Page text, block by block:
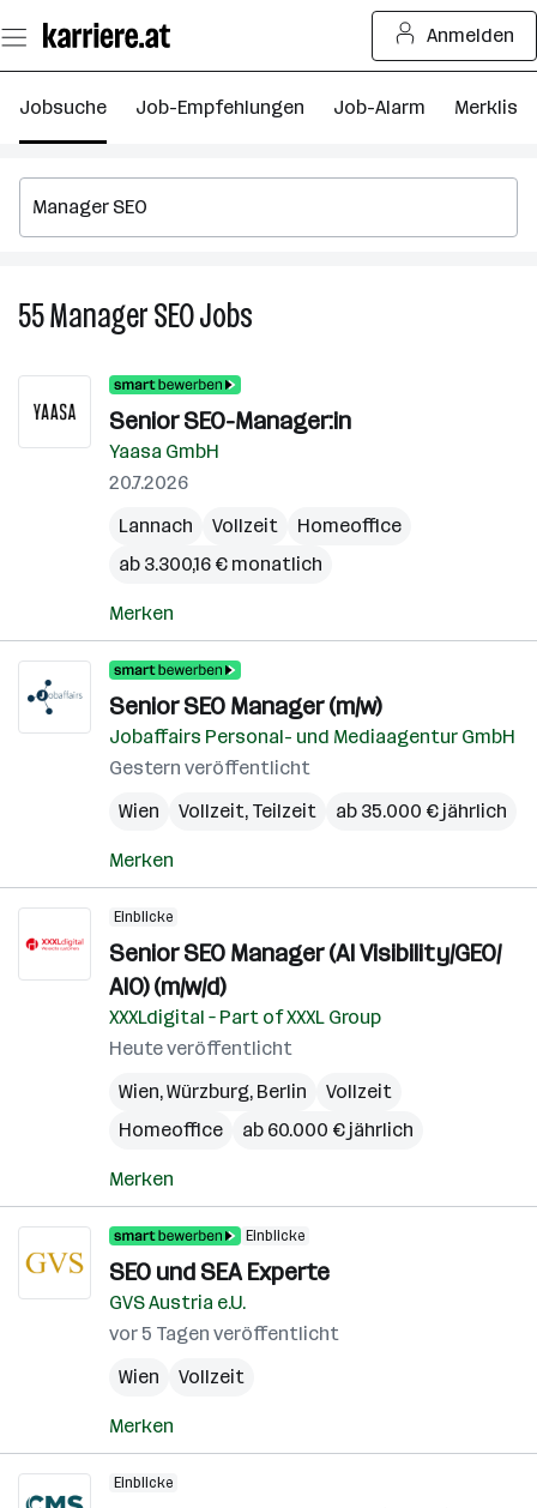
Seiteninhalt
springen
Anmelden
Jobsuche Job-Empfehlungen Job-Alarm Merkliste
55Manager SEOJobs
Senior SEO-Manager:in
Yaasa GmbH
20.7.2026
Lannach
Vollzeit
Homeoffice
ab 3.300,16 € monatlich
Merken
Senior SEO Manager (m/w)
Jobaffairs Personal- und Mediaagentur GmbH
Gestern veröffentlicht
Wien
Vollzeit, Teilzeit ab 35.000 € jährlich
Merken
Einblicke
Senior SEO Manager (AI Visibility/GEO/
AIO) (m/w/d)
XXXLdigital – Part of XXXL Group
Heute veröffentlicht
Wien,Würzburg, Berlin
Vollzeit
Homeoffice
ab 60.000 € jährlich
Merken
Einblicke
SEO und SEA Experte
GVS Austria e.U.
vor 5 Tagen veröffentlicht
Wien
Vollzeit
Merken
Einblicke